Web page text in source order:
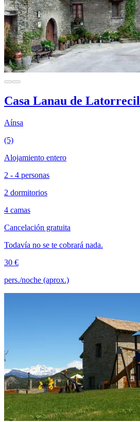
Casa Lanau de
Aínsa
(5)
Alojamiento entero
2 - 4 personas
2 dormitorios
4 camas
Cancelación gratuita
Todavía no se te cobrará nada.
30 €
pers./noche (aprox.)